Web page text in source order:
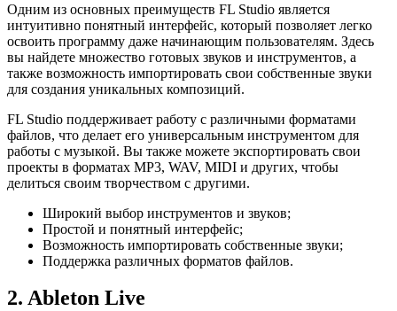
Одним из основных преимуществ FL Studio является
интуитивно понятный интерфейс, который позволяет легко
освоить программу даже начинающим пользователям. Здесь
вы найдете множество готовых звуков и инструментов, а
также возможность импортировать свои собственные звуки
для создания уникальных композиций.
FL Studio поддерживает работу с различными форматами
файлов, что делает его универсальным инструментом для
работы с музыкой. Вы также можете экспортировать свои
проекты в форматах MP3, WAV, MIDI и других, чтобы
делиться своим творчеством с другими.
Широкий выбор инструментов и звуков;
Простой и понятный интерфейс;
Возможность импортировать собственные звуки;
Поддержка различных форматов файлов.
2. Ableton Live